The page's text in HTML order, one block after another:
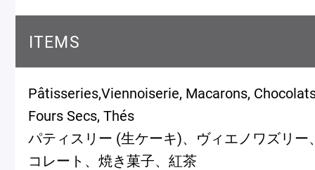
ITEMS
Pâtisseries,Viennoiserie, Macarons,
Fours Secs, Thés
パティスリー (生ケーキ)、ヴィエノワズリー
コレート、焼き菓子、紅茶